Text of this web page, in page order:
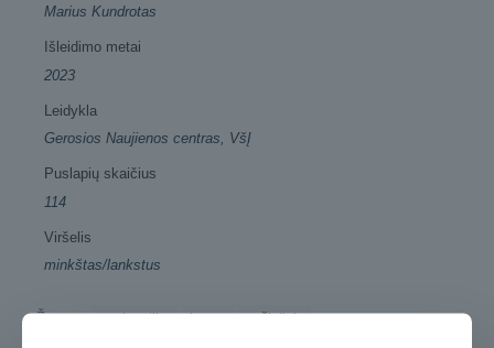
Marius Kundrotas
Išleidimo metai
2023
Leidykla
Gerosios Naujienos centras, VšĮ
Puslapių skaičius
114
Viršelis
minkštas/lankstus
Žymos: apologetika knyga pažintinis